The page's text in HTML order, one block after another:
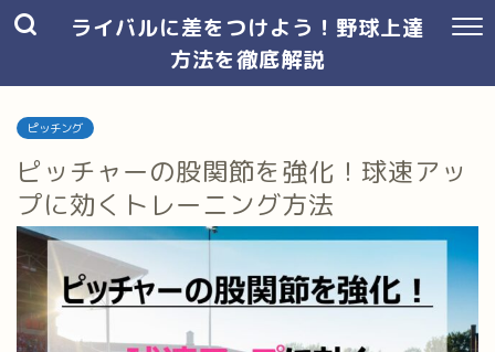
ライバルに差をつけよう！野球上達
方法を徹底解説
ピッチング
ピッチャーの股関節を強化！球速アッ
プに効くトレーニング方法